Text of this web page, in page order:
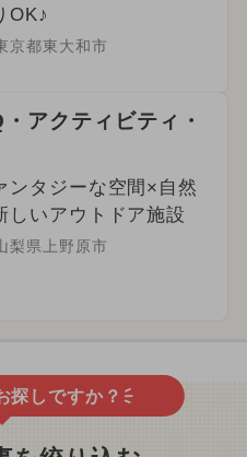
OK♪
京都東大和市
アクティビティ・
ンタジーな空間×自然
しいアウトドア施設
梨県上野原市
探しですか？